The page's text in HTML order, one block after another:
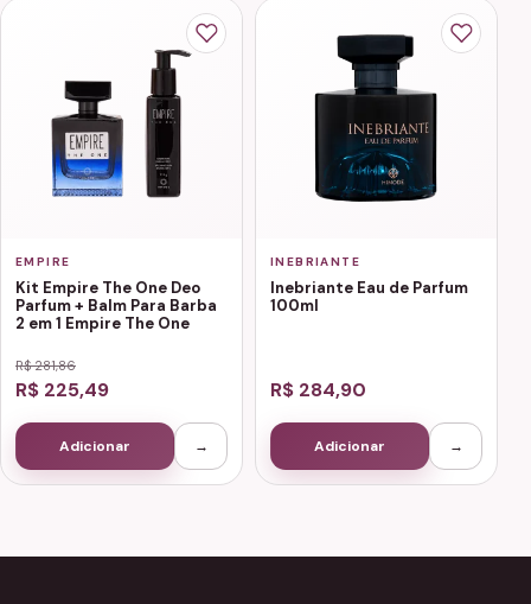
EMPIRE
Kit Empire The One Deo
Parfum + Balm Para Barba
2 em 1 Empire The One
R$ 281,86
R$ 225,49
Adicionar →
INEBRIANTE
Inebriante Eau de Parfum
100ml
R$ 284,90
Adicionar →